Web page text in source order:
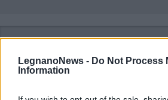
LegnanoNews - Do Not Process
Information